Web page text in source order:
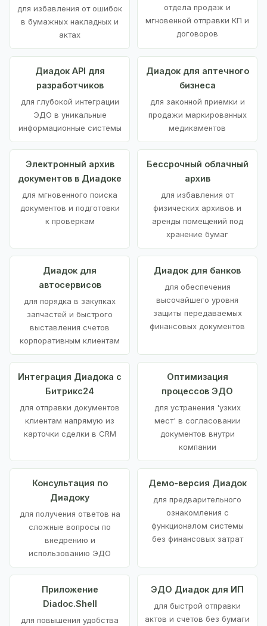
для избавления от ошибок
в бумажных накладных и
актах
отдела продаж и
мгновенной отправки КП и
договоров
Диадок API для
разработчиков
для глубокой интеграции
ЭДО в уникальные
информационные системы
Диадок для аптечного
бизнеса
для законной приемки и
продажи маркированных
медикаментов
Электронный архив
документов в Диадоке
для мгновенного поиска
документов и подготовки
к проверкам
Бессрочный облачный
архив
для избавления от
физических архивов и
аренды помещений под
хранение бумаг
Диадок для
автосервисов
для порядка в закупках
запчастей и быстрого
выставления счетов
корпоративным клиентам
Диадок для банков
для обеспечения
высочайшего уровня
защиты передаваемых
финансовых документов
Интеграция Диадока с
Битрикс24
для отправки документов
клиентам напрямую из
карточки сделки в CRM
Оптимизация
процессов ЭДО
для устранения 'узких
мест' в согласовании
документов внутри
компании
Консультация по
Диадоку
для получения ответов на
сложные вопросы по
внедрению и
использованию ЭДО
Демо-версия Диадок
для предварительного
ознакомления с
функционалом системы
без финансовых затрат
Приложение
Diadoc.Shell
для повышения удобства
ЭДО Диадок для ИП
для быстрой отправки
актов и счетов без бумаги